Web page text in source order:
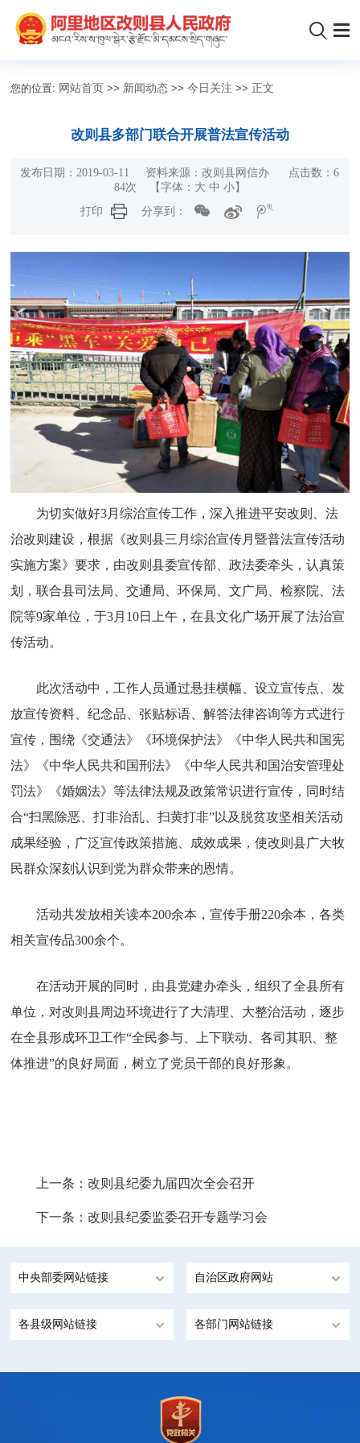
您的位置: 网站首页 >> 新闻动态 >>今日关注 >> 正文
改则县多部门联合开展普法宣传活动
发布日期：2019-03-11 资料来源：改则县网信办 点击数：6
84次 【字体： 大 中 小】
打印
分享到：
为切实做好3月综治宣传工作，深入推进平安改则、法
治改则建设，根据《改则县三月综治宣传月暨普法宣传活动
实施方案》要求，由改则县委宣传部、政法委牵头，认真策
划，联合县司法局、交通局、环保局、文广局、检察院、法
院等9家单位，于3月10日上午，在县文化广场开展了法治宣
传活动。
此次活动中，工作人员通过悬挂横幅、设立宣传点、发
放宣传资料、纪念品、张贴标语、解答法律咨询等方式进行
宣传，围绕《交通法》《环境保护法》《中华人民共和国宪
法》《中华人民共和国刑法》《中华人民共和国治安管理处
罚法》《婚姻法》等法律法规及政策常识进行宣传，同时结
合“扫黑除恶、打非治乱、扫黄打非”以及脱贫攻坚相关活动
成果经验，广泛宣传政策措施、成效成果，使改则县广大牧
民群众深刻认识到党为群众带来的恩情。
活动共发放相关读本200余本，宣传手册220余本，各类
相关宣传品300余个。
在活动开展的同时，由县党建办牵头，组织了全县所有
单位，对改则县周边环境进行了大清理、大整治活动，逐步
在全县形成环卫工作“全民参与、上下联动、各司其职、整
体推进”的良好局面，树立了党员干部的良好形象。
上一条：改则县纪委九届四次全会召开
下一条：改则县纪委监委召开专题学习会
中央部委网站链接 自治区政府网站
各县级网站链接 各部门网站链接